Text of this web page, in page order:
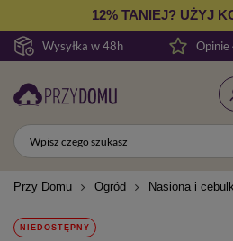
Wysyłka w 48h
12% TANIEJ? UŻYJ
Przy Domu Ogród Nasiona i
NIEDOSTĘPNY